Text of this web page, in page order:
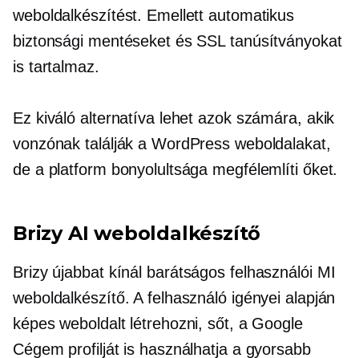
weboldalkészítést. Emellett automatikus
biztonsági mentéseket és SSL tanúsítványokat
is tartalmaz.
Ez kiváló alternatíva lehet azok számára, akik
vonzónak találják a WordPress weboldalakat,
de a platform bonyolultsága megfélemlíti őket.
Brizy AI weboldalkészítő
Brizy újabbat kínál barátságos felhasználóiMI
weboldalkészítő. A felhasználó igényei alapján
képes weboldalt létrehozni, sőt, a Google
Cégem profilját is használhatja a gyorsabb